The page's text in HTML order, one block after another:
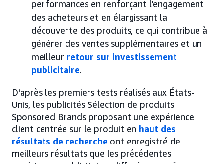
performances en renforçant l'engagement
des acheteurs et en élargissant la
découverte des produits, ce qui contribue à
générer des ventes supplémentaires et un
meilleur retour sur investissement
publicitaire.
D'après les premiers tests réalisés aux États-
Unis, les publicités Sélection de produits
Sponsored Brands proposant une expérience
client centrée sur le produit en haut des
résultats de recherche ont enregistré de
meilleurs résultats que les précédentes